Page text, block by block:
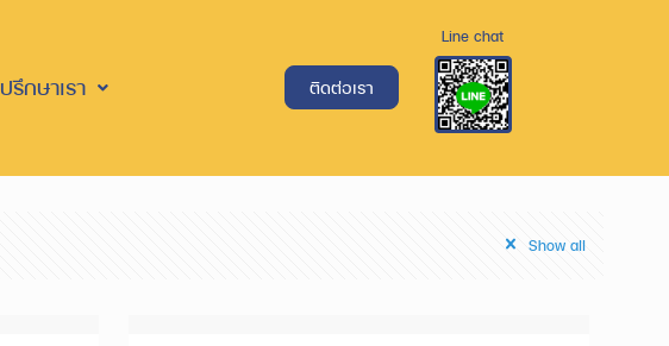
ปรึกษาเรา ติดต่อเรา
Line chat
Show all